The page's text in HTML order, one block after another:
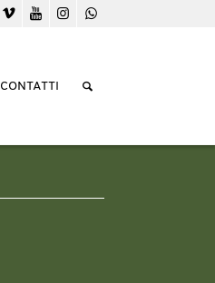
CONTATTI